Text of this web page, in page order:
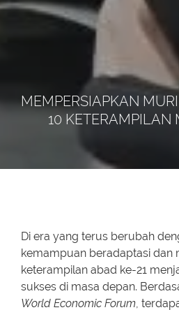
MEMPERSIAPKAN
10 KETERAMPILAN
Di era yang terus berubah
kemampuan beradaptasi dan
keterampilan abad ke-21
sukses di masa depan.
World Economic Forum,